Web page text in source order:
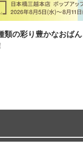
類の彩り豊かなおば